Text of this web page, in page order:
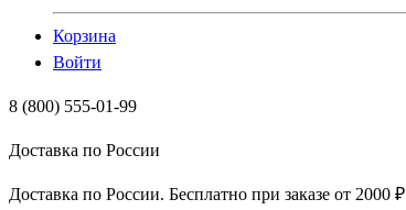
Корзина
Войти
8 (800) 555-01-99
Доставка по России
Доставка по России. Бесплатно при заказе от 2000 ₽